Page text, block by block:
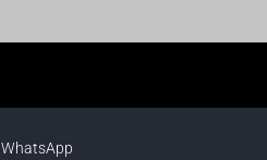
WhatsApp